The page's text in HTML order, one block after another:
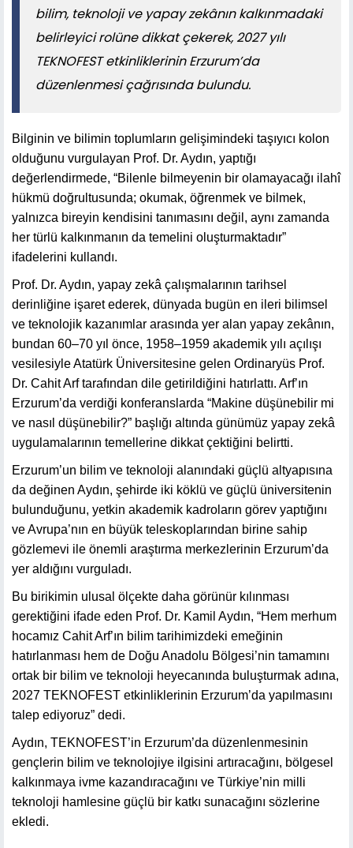
bilim, teknoloji ve yapay zekânın kalkınmadaki
belirleyici rolüne dikkat çekerek, 2027 yılı
TEKNOFEST etkinliklerinin Erzurum’da
düzenlenmesi çağrısında bulundu.
Bilginin ve bilimin toplumların gelişimindeki taşıyıcı kolon
olduğunu vurgulayan Prof. Dr. Aydın, yaptığı
değerlendirmede, “Bilenle bilmeyenin bir olamayacağı ilahî
hükmü doğrultusunda; okumak, öğrenmek ve bilmek,
yalnızca bireyin kendisini tanımasını değil, aynı zamanda
her türlü kalkınmanın da temelini oluşturmaktadır”
ifadelerini kullandı.
Prof. Dr. Aydın, yapay zekâ çalışmalarının tarihsel
derinliğine işaret ederek, dünyada bugün en ileri bilimsel
ve teknolojik kazanımlar arasında yer alan yapay zekânın,
bundan 60–70 yıl önce, 1958–1959 akademik yılı açılışı
vesilesiyle Atatürk Üniversitesine gelen Ordinaryüs Prof.
Dr. Cahit Arf tarafından dile getirildiğini hatırlattı. Arf’ın
Erzurum’da verdiği konferanslarda “Makine düşünebilir mi
ve nasıl düşünebilir?” başlığı altında günümüz yapay zekâ
uygulamalarının temellerine dikkat çektiğini belirtti.
Erzurum’un bilim ve teknoloji alanındaki güçlü altyapısına
da değinen Aydın, şehirde iki köklü ve güçlü üniversitenin
bulunduğunu, yetkin akademik kadroların görev yaptığını
ve Avrupa’nın en büyük teleskoplarından birine sahip
gözlemevi ile önemli araştırma merkezlerinin Erzurum’da
yer aldığını vurguladı.
Bu birikimin ulusal ölçekte daha görünür kılınması
gerektiğini ifade eden Prof. Dr. Kamil Aydın, “Hem merhum
hocamız Cahit Arf’ın bilim tarihimizdeki emeğinin
hatırlanması hem de Doğu Anadolu Bölgesi’nin tamamını
ortak bir bilim ve teknoloji heyecanında buluşturmak adına,
2027 TEKNOFEST etkinliklerinin Erzurum’da yapılmasını
talep ediyoruz” dedi.
Aydın, TEKNOFEST’in Erzurum’da düzenlenmesinin
gençlerin bilim ve teknolojiye ilgisini artıracağını, bölgesel
kalkınmaya ivme kazandıracağını ve Türkiye’nin milli
teknoloji hamlesine güçlü bir katkı sunacağını sözlerine
ekledi.